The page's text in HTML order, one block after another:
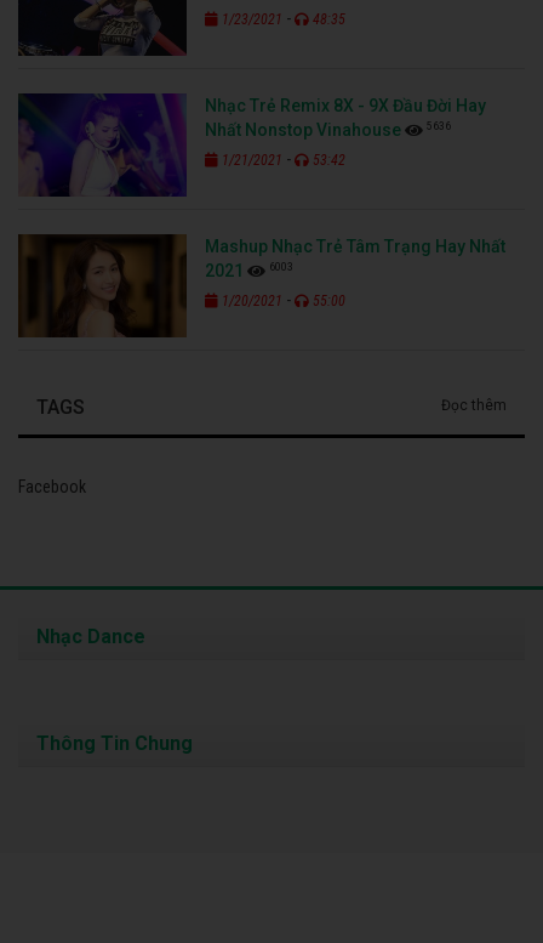
1/23/2021 - 48:35
Nhạc Trẻ Remix 8X - 9X Đầu Đời Hay
Nhất Nonstop Vinahouse
5636
1/21/2021 - 53:42
Mashup Nhạc Trẻ Tâm Trạng Hay Nhất
2021
6003
1/20/2021 - 55:00
TAGS Đọc thêm
Facebook
Nhạc Dance
Thông Tin Chung